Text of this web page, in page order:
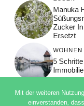
Manuka
Zucker
Ersetzt
WOHNEN
5
Mit der weiteren
einverstanden,